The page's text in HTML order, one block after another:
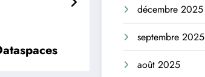
décembre 2025
septembre 2025
août 2025